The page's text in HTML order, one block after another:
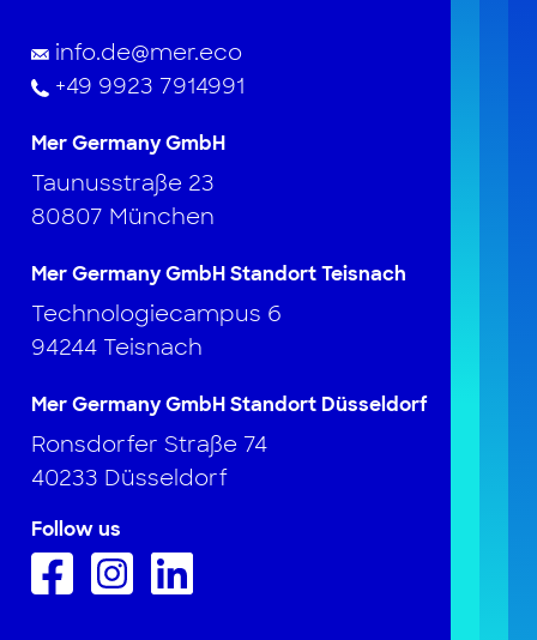
info.de@mer.eco
+49 9923 7914991
Mer Germany GmbH
Taunusstraße 23
80807 München
Mer Germany GmbH Standort Teisnach
Technologiecampus 6
94244 Teisnach
Mer Germany GmbH Standort Düsseldorf
Ronsdorfer Straße 74
40233 Düsseldorf
Follow us